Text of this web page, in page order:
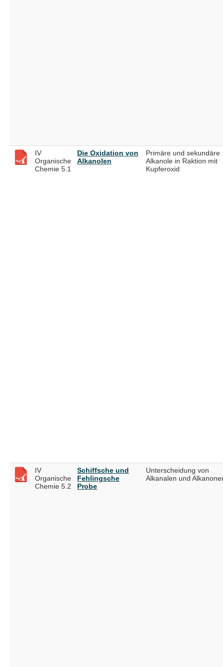
IV
Organische
Chemie 5.1
Die Oxidation von
Alkanolen
Primäre und sekundäre
Alkanole in Raktion mit
Kupferoxid
IV
Organische
Chemie 5.2
Schiffsche und
Fehlingsche
Probe
Unterscheidung von
Alkanalen und